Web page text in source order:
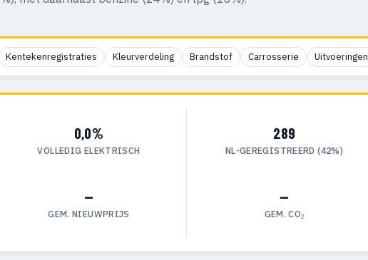
Kentekenregistraties Kleurverdeling Brandstof Carrosserie Uitvoeringen
0,0%
VOLLEDIG ELEKTRISCH
289
NL-GEREGISTREERD (42%)
—
GEM. NIEUWPRIJS
—
GEM. CO₂